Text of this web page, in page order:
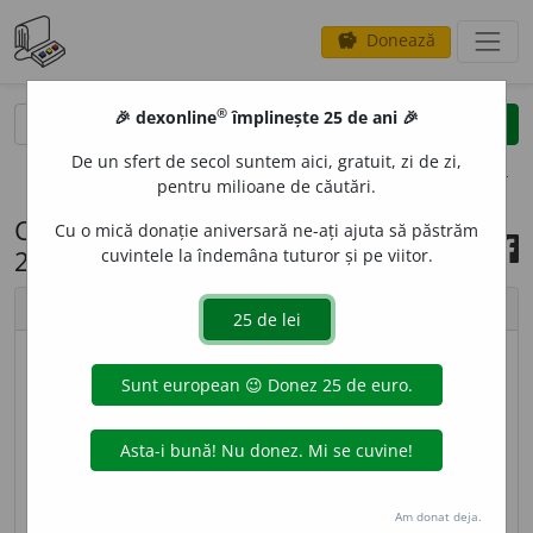
savings Donează
opțiuni
Cuvântul zilei, 15 noiembrie
2022
imagine ©Andrea Homorodean
sn[At: DN /V: zeghism/Pl: ? /E:
conomic)g(rowth) +-ism] Teorie filozofico-
🎉 dexonline® împlinește 25 de ani 🎉
De un sfert de secol suntem aici, gratuit, zi de zi,
pentru milioane de căutări.
Cu o mică donație aniversară ne-ați ajuta să păstrăm
cuvintele la îndemâna tuturor și pe viitor.
Am donat deja.